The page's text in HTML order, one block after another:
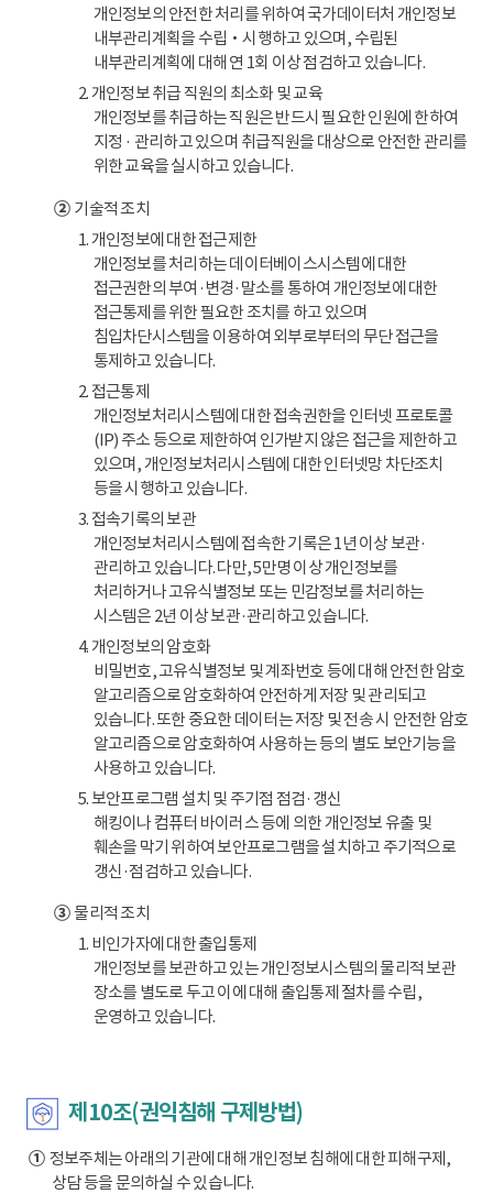
개인정보의 안전한 처리를 위하여 국가데이터처 개인정보
내부관리계획을 수립‧시행하고 있으며, 수립된
내부관리계획에 대해 연 1회 이상 점검하고 있습니다.
2. 개인정보 취급 직원의 최소화 및 교육
개인정보를 취급하는 직원은 반드시 필요한 인원에 한하여
지정 · 관리하고 있으며 취급직원을 대상으로 안전한 관리를
위한 교육을 실시하고 있습니다.
②기술적 조치
1. 개인정보에 대한 접근제한
개인정보를 처리하는 데이터베이스시스템에 대한
접근권한의 부여·변경·말소를 통하여 개인정보에 대한
접근통제를 위한 필요한 조치를 하고 있으며
침입차단시스템을 이용하여 외부로부터의 무단 접근을
통제하고 있습니다.
2. 접근통제
개인정보처리시스템에 대한 접속권한을 인터넷 프로토콜
(IP) 주소 등으로 제한하여 인가받지 않은 접근을 제한하고
있으며, 개인정보처리시스템에 대한 인터넷망 차단조치
등을 시행하고 있습니다.
3. 접속기록의 보관
개인정보처리시스템에 접속한 기록은 1년 이상 보관·
관리하고 있습니다. 다만, 5만명 이상 개인정보를
처리하거나 고유식별정보 또는 민감정보를 처리하는
시스템은 2년 이상 보관·관리하고 있습니다.
4. 개인정보의 암호화
비밀번호, 고유식별정보 및 계좌번호 등에 대해 안전한 암호
알고리즘으로 암호화하여 안전하게 저장 및 관리되고
있습니다. 또한 중요한 데이터는 저장 및 전송 시 안전한 암호
알고리즘으로 암호화하여 사용하는 등의 별도 보안기능을
사용하고 있습니다.
5. 보안프로그램 설치 및 주기점 점검·갱신
해킹이나 컴퓨터 바이러스 등에 의한 개인정보 유출 및
훼손을 막기 위하여 보안프로그램을 설치하고 주기적으로
갱신·점검하고 있습니다.
③물리적 조치
1. 비인가자에 대한 출입통제
개인정보를 보관하고 있는 개인정보시스템의 물리적 보관
장소를 별도로 두고 이에 대해 출입통제 절차를 수립,
운영하고 있습니다.
제10조(권익침해 구제방법)
①정보주체는 아래의 기관에 대해 개인정보 침해에 대한 피해구제,
상담 등을 문의하실 수 있습니다.